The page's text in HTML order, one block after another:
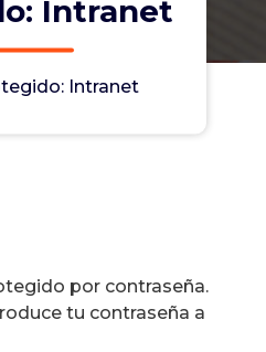
Intranet
Intranet
por contraseña.
tu contraseña a